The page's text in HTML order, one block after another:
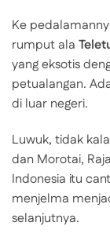
Ke
rumput ala
yang eksotis
petualangan.
di luar negeri.
Luwuk, tidak
dan Morotai,
Indonesia itu
menjelma
selanjutnya.